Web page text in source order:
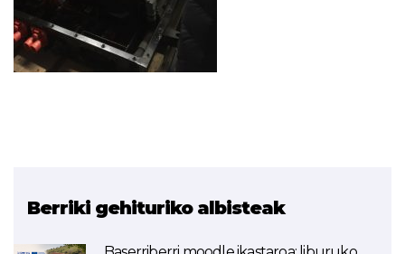
Berriki gehituriko albisteak